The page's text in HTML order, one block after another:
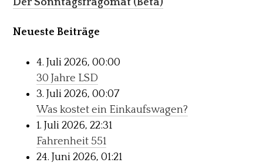
Neueste Beiträge
4. Juli 2026, 00:00
30 Jahre LSD
3. Juli 2026, 00:07
Was kostet ein Einkaufswagen?
1. Juli 2026, 22:31
Fahrenheit 551
24. Juni 2026, 01:21